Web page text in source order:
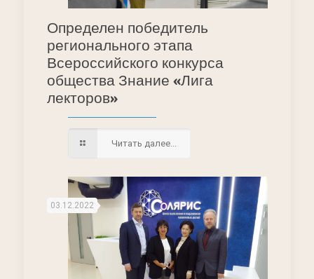
Определен победитель
регионального этапа
Всероссийского конкурса
общества Знание «Лига
лекторов»
Читать далее...
03.12.2022